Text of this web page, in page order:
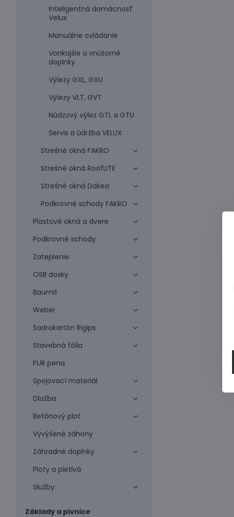
Inteligentná domácnosť
Velux
Manuálne ovládanie
Vonkajšie a vnútorné
doplnky
Výlezy GXL, GXU
Výlezy VLT, GVT
Núdzový výlez GTL a GTU
Servis a údržba VELUX
Strešné okná FAKRO
Strešné okná RoofLITE
Strešné okná Dakea
Podkrovné schody FAKRO
Plastové okná a dvere
Podkrovné schody
Zateplenie
OSB dosky
Baumit
Weber
Sadrokartón Rigips
Stavebná fólia
PUR pena
Spojovací materiál
Dlažba
Betónový plot
Vyvýšené záhony
Záhradné doplnky
Ploty a pletivá
Služby
Základy a pivnice